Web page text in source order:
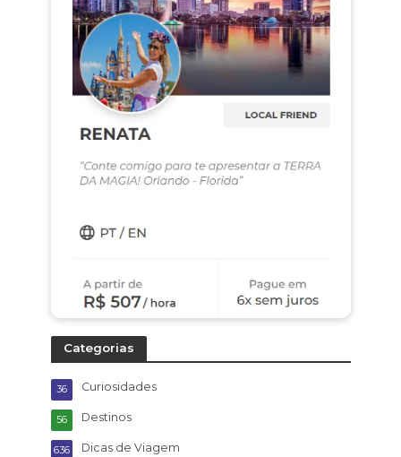
Categorias
Curiosidades
36
Destinos
56
Dicas de Viagem
636